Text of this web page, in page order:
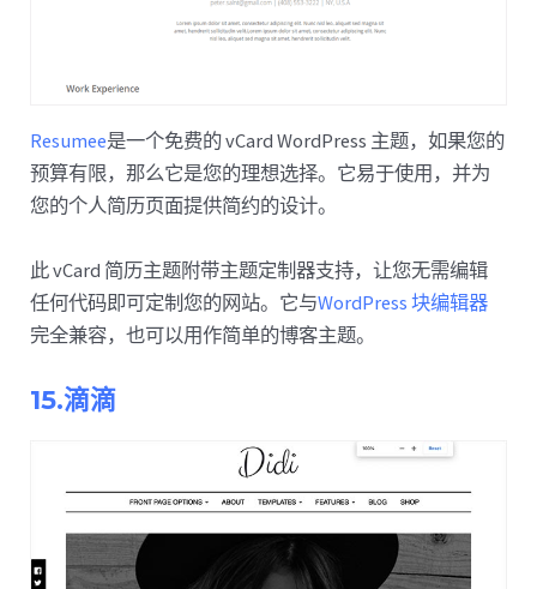
Resumee是一个免费的 vCard WordPress 主题，如果您的
预算有限，那么它是您的理想选择。它易于使用，并为
您的个人简历页面提供简约的设计。
此 vCard 简历主题附带主题定制器支持，让您无需编辑
任何代码即可定制您的网站。它与WordPress 块编辑器
完全兼容，也可以用作简单的博客主题。
15.滴滴